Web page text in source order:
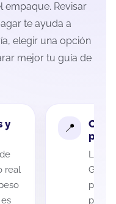
empaque. Revisar
te ayuda a
elegir una opción
mejor tu guía de
y
real
La